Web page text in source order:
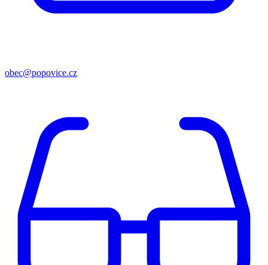
obec@popovice.cz